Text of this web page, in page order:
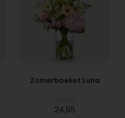
Zomerboeket Luna
24,95